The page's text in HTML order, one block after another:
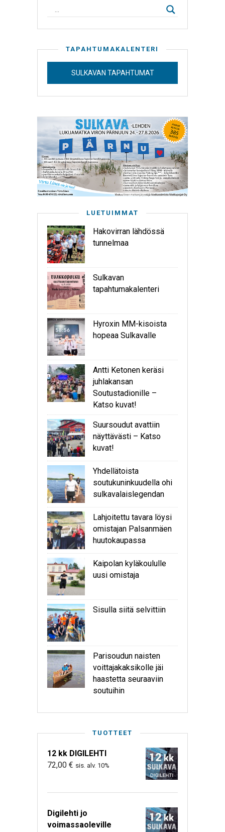
TAPAHTUMAKALENTERI
SULKAVAN TAPAHTUMAT
LUETUIMMAT
Hakovirran lähdössä
tunnelmaa
Sulkavan
tapahtumakalenteri
Hyroxin MM-kisoista
hopeaa Sulkavalle
Antti Ketonen keräsi
juhlakansan
Soutustadionille –
Katso kuvat!
Suursoudut avattiin
näyttävästi – Katso
kuvat!
Yhdellätoista
soutukuninkuudella ohi
sulkavalaislegendan
Lahjoitettu tavara löysi
omistajan Palsanmäen
huutokaupassa
Kaipolan kyläkoululle
uusi omistaja
Sisulla siitä selvittiin
Parisoudun naisten
voittajakaksikolle jäi
haastetta seuraaviin
soutuihin
TUOTTEET
12 kk DIGILEHTI
72,00 € sis. alv. 10%
Digilehti jo
voimassaoleville